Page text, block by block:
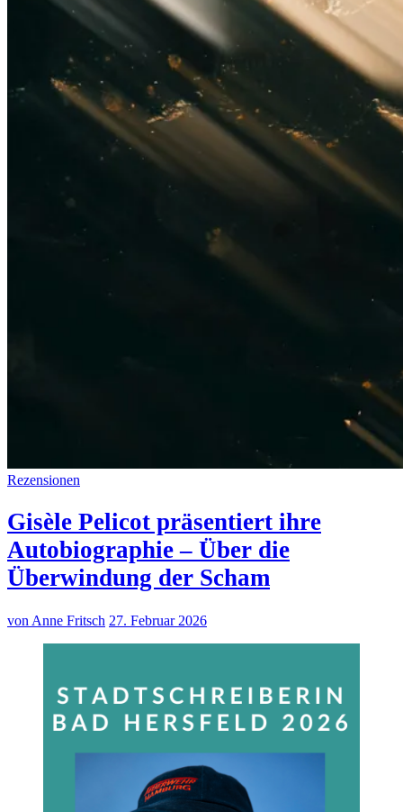
Rezensionen
Gisèle Pelicot präsentiert ihre
Autobiographie – Über die
Überwindung der Scham
von Anne Fritsch 27. Februar 2026